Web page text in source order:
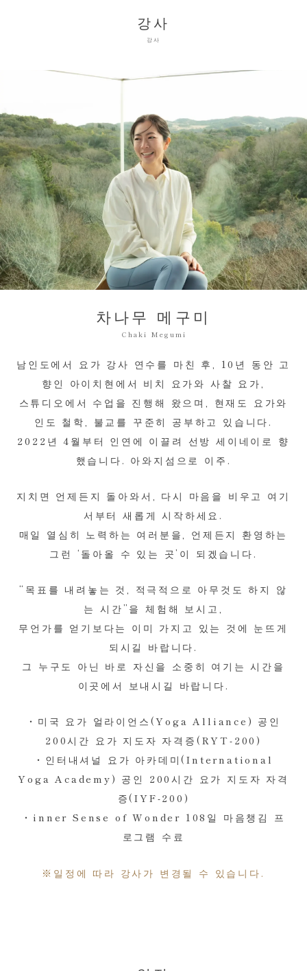
강사
강사
차나무 메구미
Chaki Megumi
남인도에서 요가 강사 연수를 마친 후, 10년 동안 고
향인 아이치현에서 비치 요가와 사찰 요가,
스튜디오에서 수업을 진행해 왔으며, 현재도 요가와
인도 철학, 불교를 꾸준히 공부하고 있습니다.
2022년 4월부터 인연에 이끌려 선방 세이네이로 향
했습니다. 아와지섬으로 이주.
지치면 언제든지 돌아와서, 다시 마음을 비우고 여기
서부터 새롭게 시작하세요.
매일 열심히 노력하는 여러분을, 언제든지 환영하는
그런 ‘돌아올 수 있는 곳’이 되겠습니다.
“목표를 내려놓는 것, 적극적으로 아무것도 하지 않
는 시간”을 체험해 보시고,
무언가를 얻기보다는 이미 가지고 있는 것에 눈뜨게
되시길 바랍니다.
그 누구도 아닌 바로 자신을 소중히 여기는 시간을
이곳에서 보내시길 바랍니다.
・미국 요가 얼라이언스(Yoga Alliance) 공인
200시간 요가 지도자 자격증(RYT-200)
・인터내셔널 요가 아카데미(International
Yoga Academy) 공인 200시간 요가 지도자 자격
증(IYF-200)
・inner Sense of Wonder 108일 마음챙김 프
로그램 수료
※일정에 따라 강사가 변경될 수 있습니다.